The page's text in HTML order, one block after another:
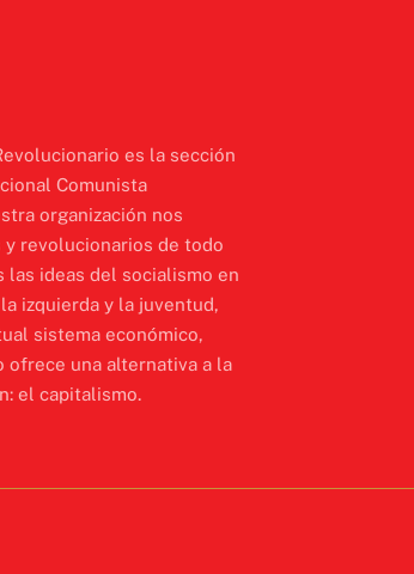
es la sección
Comunista
organización nos
revolucionarios de todo
las ideas del socialismo en
izquierda y la juventud,
sistema económico,
ofrece una alternativa a la
el capitalismo.